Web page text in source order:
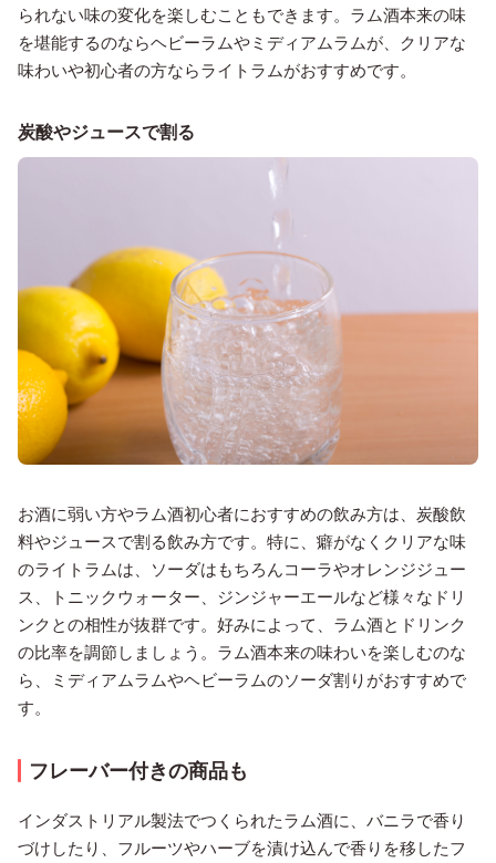
られない味の変化を楽しむこともできます。ラム酒本来の味
を堪能するのならヘビーラムやミディアムラムが、クリアな
味わいや初心者の方ならライトラムがおすすめです。
炭酸やジュースで割る
お酒に弱い方やラム酒初心者におすすめの飲み方は、炭酸飲
料やジュースで割る飲み方です。特に、癖がなくクリアな味
のライトラムは、ソーダはもちろんコーラやオレンジジュー
ス、トニックウォーター、ジンジャーエールなど様々なドリ
ンクとの相性が抜群です。好みによって、ラム酒とドリンク
の比率を調節しましょう。ラム酒本来の味わいを楽しむのな
ら、ミディアムラムやヘビーラムのソーダ割りがおすすめで
す。
フレーバー付きの商品も
インダストリアル製法でつくられたラム酒に、バニラで香り
づけしたり、フルーツやハーブを漬け込んで香りを移したフ